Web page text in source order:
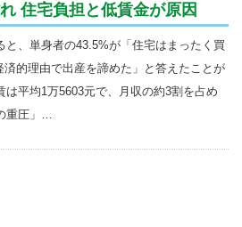
住宅負担と低賃金が原因
と、単身者の43.5%が「住宅はまったく買
的理由で出産を諦めた」と答えたことが
平均1万5603元で、月収の約3割を占め
重圧」…